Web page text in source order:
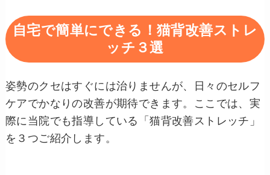
自宅で簡単にできる！猫背改善ストレ
ッチ３選
姿勢のクセはすぐには治りませんが、日々のセルフ
ケアでかなりの改善が期待できます。ここでは、実
際に当院でも指導している「猫背改善ストレッチ」
を３つご紹介します。